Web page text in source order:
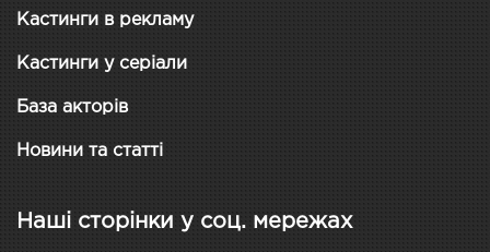
Кастинги в рекламу
Кастинги у серіали
База акторів
Новини та статті
Наші сторінки у соц. мережах